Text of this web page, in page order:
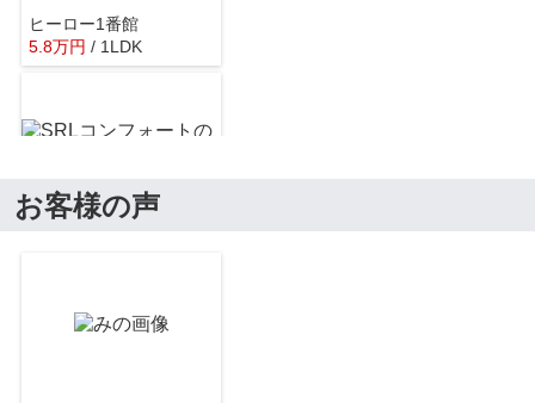
茨城県立牛久高校
ヒーロー1番館
5.8万円 / 1LDK
お客様の声